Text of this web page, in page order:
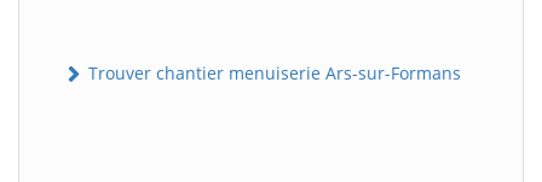
Trouver chantier menuiserie Ars-sur-Formans